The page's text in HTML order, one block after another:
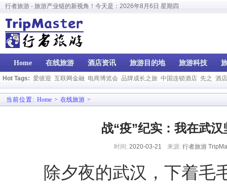
行者旅游 - 旅游产业链的新视角！今天是： 2026年8月6日 星期四
Home 在线旅游 酒店资讯 旅游目的地 旅游科技
Hot Tags: 爱彼迎 互联网金融 电商博览会 品牌成长之旅 中国连锁酒店 先之 酒
当前位置: Home > 在线旅游 >
战“疫”纪实：我在武
时间: 2020-03-21 来源: 行者旅游
除夕夜的武汉，下着毛毛